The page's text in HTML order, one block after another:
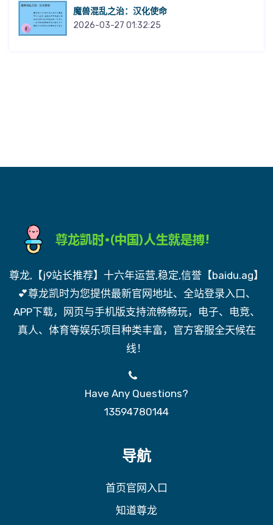
魔兽混乱之治：汉化使命
2026-03-27 01:32:25
尊龙,【j9站长推荐】十六年运营,稳定,信誉【baidu.ag】
💕尊龙凯时为您提供最新官网地址、全站登录入口、
APP下载，网页与手机版支持流畅畅玩，电子、电竞、
真人、体育等娱乐项目种类丰富，官方客服全天候在
线！
Have Any Questions?
13594780144
导航
首页官网入口
知道尊龙